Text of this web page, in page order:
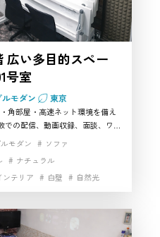
広い多目的スペー
号室
モダン 東京
角部屋・高速ネット環境を備え
の配信、動画収録、面談、ワー
面も充実しています。武蔵野市
る方にとって、実用性と機動力の
や収録にもなじみやすい撮影ス
案件で使いやすいおすすめの会
モダン
ソファ
ナチュラル
ンテリア 白壁
自然光